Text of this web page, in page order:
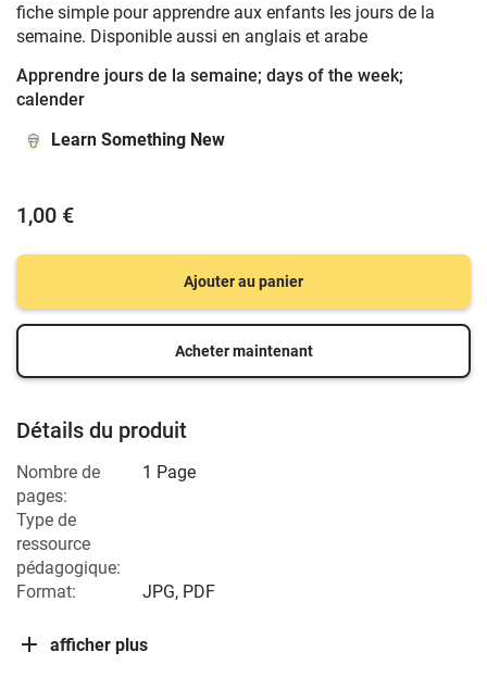
fiche simple pour apprendre aux enfants les jours de la
semaine. Disponible aussi en anglais et arabe
Apprendre jours de la semaine; days of the week;
calender
Learn Something New
1,00 €
Ajouter au panier
Acheter maintenant
Détails du produit
Nombre de
pages:
1 Page
Type de
ressource
pédagogique:
Format:
JPG, PDF
afficher plus